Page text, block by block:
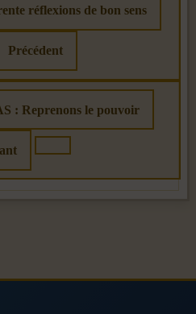
réflexions de bon sens
Précédent
: Reprenons le pouvoir